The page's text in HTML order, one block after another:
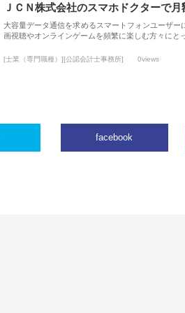
ＪＣＮ株式会社のスマホドクターで
大容量データ通信を求めるスマートフォンユーザ
画視聴やオンラインゲームを頻繁に楽しむ方々にと
[士業（専門職種）][公認会計士事務所] 0views
facebook